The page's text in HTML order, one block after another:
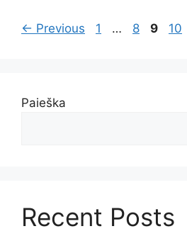
← Previous Page
1 … Page
8 Page
9 10
Paieška
Recent Posts